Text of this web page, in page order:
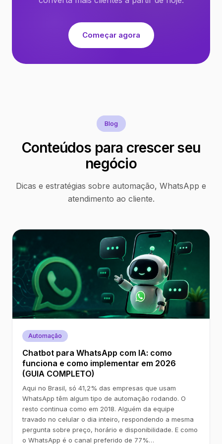
Começar agora
Blog
Conteúdos para crescer seu
negócio
Dicas e estratégias sobre automação, WhatsApp e
atendimento ao cliente.
Automação
Chatbot para WhatsApp com IA: como
funciona e como implementar em 2026
(GUIA COMPLETO)
Aqui no Brasil, só 41,2% das empresas que usam
WhatsApp têm algum tipo de automação rodando. O
resto continua como em 2018. Alguém da equipe
travado no celular o dia inteiro, respondendo a mesma
pergunta sobre preço, horário e disponibilidade. E como
o WhatsApp é o canal preferido de 77%…